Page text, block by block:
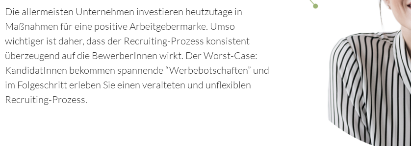
Die allermeisten Unternehmen investieren heutzutage in
Maßnahmen für eine positive Arbeitgebermarke. Umso
wichtiger ist daher, dass der Recruiting-Prozess konsistent
überzeugend auf die BewerberInnen wirkt. Der Worst-Case:
KandidatInnen bekommen spannende “Werbebotschaften” und
im Folgeschritt erleben Sie einen veralteten und unflexiblen
Recruiting-Prozess.